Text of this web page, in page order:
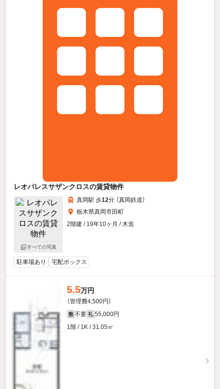
レオパレスサザンクロスの賃貸物件
すべての写真
真岡駅 歩12分 （真岡鉄道）
栃木県真岡市田町
2階建 / 19年10ヶ月 / 木造
駐車場あり 宅配ボックス
5.5万円
（管理費4,500円）
敷 不要 礼 55,000円
1階 / 1K / 31.05㎡